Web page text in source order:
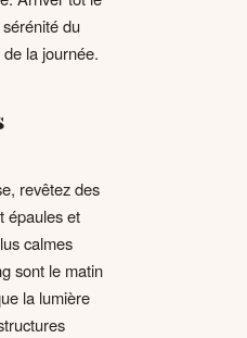
du
de la journée.
revêtez des
épaules et
calmes
sont le matin
la lumière